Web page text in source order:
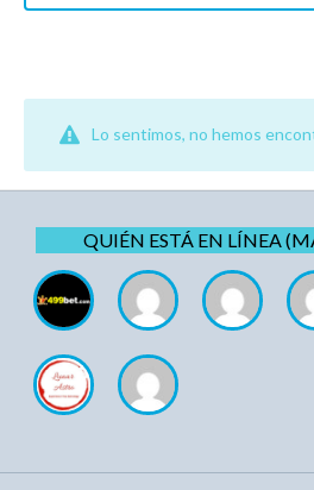
Lo sentimos, no hemos
QUIÉN ESTÁ EN LÍNEA